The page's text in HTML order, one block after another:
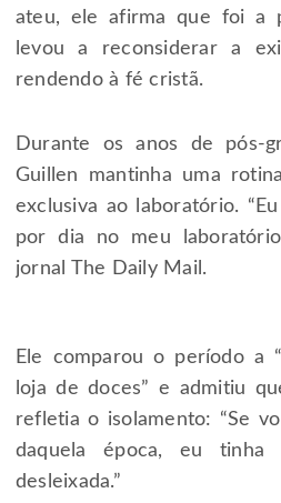
ateu, ele afirma que foi a
levou a reconsiderar a
rendendo à fé cristã.
Durante os anos de pós-
Guillen mantinha uma
exclusiva ao laboratório.
por dia no meu
jornal The Daily Mail.
Ele comparou o período a
loja de doces” e admitiu
refletia o isolamento: “Se
daquela época, eu tinha
desleixada.”